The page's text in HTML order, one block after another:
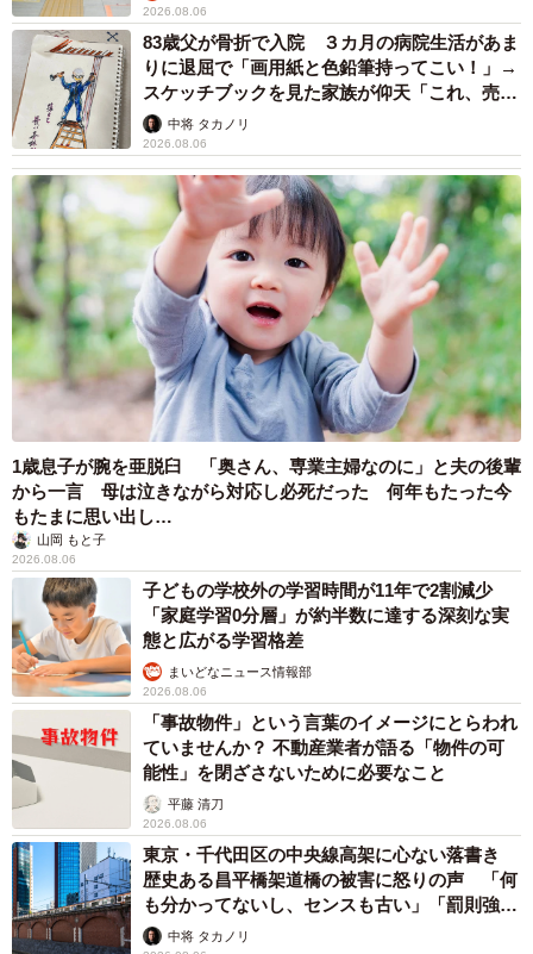
2026.08.06
83歳父が骨折で入院 ３カ月の病院生活があま
りに退屈で「画用紙と色鉛筆持ってこい！」→
スケッチブックを見た家族が仰天「これ、売れ
ますよ…」
中将 タカノリ
2026.08.06
1歳息子が腕を亜脱臼 「奥さん、専業主婦なのに」と夫の後輩
から一言 母は泣きながら対応し必死だった 何年もたった今
もたまに思い出し…
山岡 もと子
2026.08.06
子どもの学校外の学習時間が11年で2割減少
「家庭学習0分層」が約半数に達する深刻な実
態と広がる学習格差
まいどなニュース情報部
2026.08.06
「事故物件」という言葉のイメージにとらわれ
ていませんか？ 不動産業者が語る「物件の可
能性」を閉ざさないために必要なこと
平藤 清刀
2026.08.06
東京・千代田区の中央線高架に心ない落書き
歴史ある昌平橋架道橋の被害に怒りの声 「何
も分かってないし、センスも古い」「罰則強化
して」中将 タカノリ